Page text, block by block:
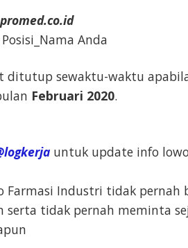
Anda
ditutup sewaktu-waktu
Februari 2020.
untuk update info
Farmasi Industri tidak pernah
serta tidak pernah meminta